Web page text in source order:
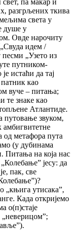
разгрљених ткива
света у
душе у
Овде нарочиту
идем /
„Узето из
путником-
истаћи да тај
као
вуче – питања;
те знаке као
Атлантиде.
путовање звуком,
амбигвитетне
од метафора пута
(у дубинама
Питања на која нас
јесу: да
пак, све
„књига утисакаˮ,
Када откријемо
о(п)стаје